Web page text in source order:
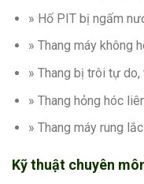
» Hố PIT bị ngấm
» Thang máy không
» Thang bị trôi tự do,
» Thang hỏng hóc
» Thang máy rung
Kỹ thuật chuyên